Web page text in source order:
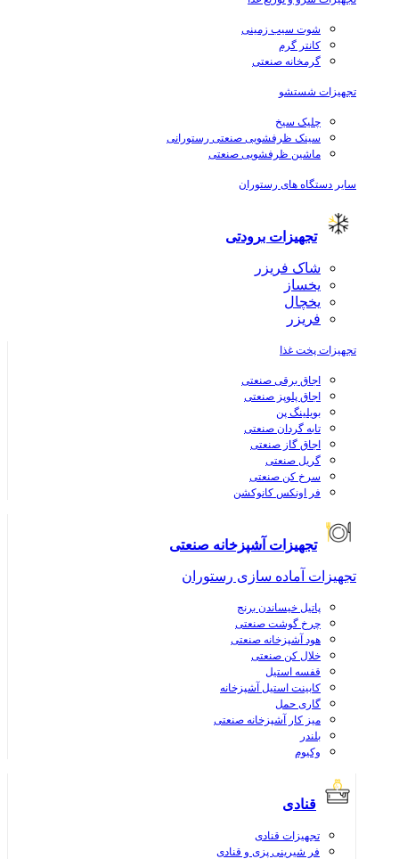
شوت سیب زمینی
کانتر گرم
گرمخانه صنعتی
تجهیزات شستشو
چلیک سیخ
سینک ظرفشویی صنعتی رستورانی
ماشین ظرفشویی صنعتی
سایر دستگاه های رستوران
تجهیزات برودتی
شاک فریزر
یخساز
یخچال
فریزر
تجهیزات پخت غذا
اجاق برقی صنعتی
اجاق پلوپز صنعتی
بویلینگ پن
تابه گردان صنعتی
اجاق گاز صنعتی
گریل صنعتی
سرخ کن صنعتی
فر اونکس کانوکشن
تجهیزات آشپزخانه صنعتی
تجهیزات آماده سازی رستوران
پاتیل خیساندن برنج
چرخ گوشت صنعتی
هود آشپزخانه صنعتی
خلال کن صنعتی
قفسه استیل
کابینت استیل آشپزخانه
گاری حمل
میز کار آشپزخانه صنعتی
بلندر
وکیوم
قنادی
تجهیزات قنادی
فر شیرینی پزی و قنادی